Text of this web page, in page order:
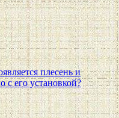
плесень и
с его установкой?